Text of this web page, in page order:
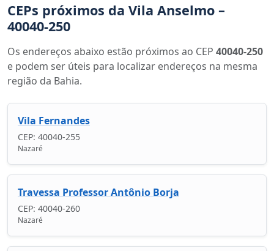
CEPs próximos da Vila Anselmo –
40040-250
Os endereços abaixo estão próximos ao CEP 40040-250
e podem ser úteis para localizar endereços na mesma
região da Bahia.
Vila Fernandes
CEP: 40040-255
Nazaré
Travessa Professor Antônio Borja
CEP: 40040-260
Nazaré